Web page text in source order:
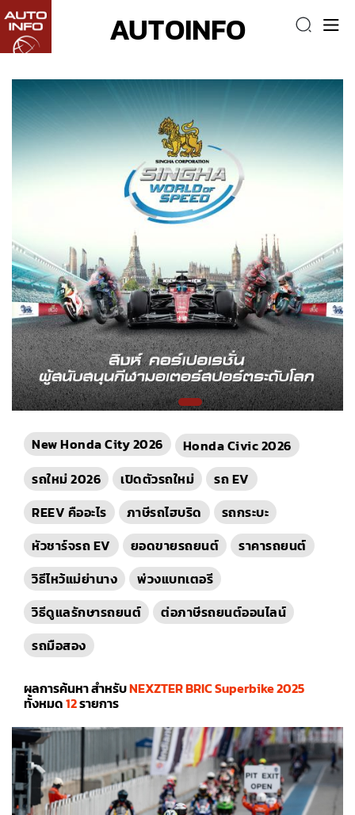
AUTOINFO
New Honda City 2026
Honda Civic 2026
รถใหม่ 2026
เปิดตัวรถใหม่
รถ EV
REEV คืออะไร
ภาษีรถไฮบริด
รถกระบะ
หัวชาร์จรถ EV
ยอดขายรถยนต์
ราคารถยนต์
วิธีไหว้แม่ย่านาง
พ่วงแบทเตอรี
วิธีดูแลรักษารถยนต์
ต่อภาษีรถยนต์ออนไลน์
รถมือสอง
ผลการค้นหา สำหรับNEXZTER BRIC Superbike 2025
ทั้งหมด12รายการ